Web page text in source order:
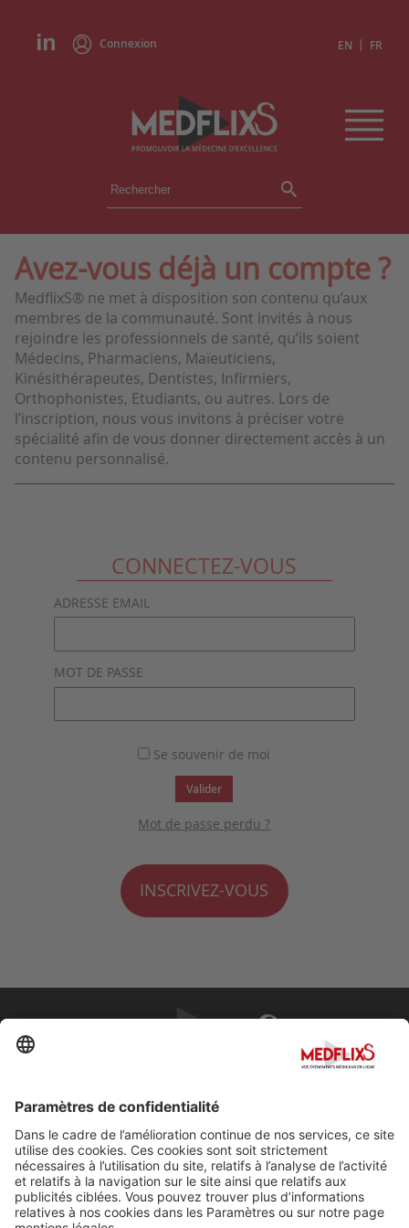
Connexion EN | FR
ÉVÉNEMENTS
INSTITUTIONS
ACADÉMIES
EXPERTS
REVUES DE PRESSE
CONGRÈS EN RÉSUMÉ
Avez-vous déjà un compte ?
MedflixS® ne met à disposition son contenu qu’aux
membres de la communauté. Sont invités à nous
rejoindre les professionnels de santé, qu’ils soient
Médecins, Pharmaciens, Maïeuticiens,
Kinésithérapeutes, Dentistes, Infirmiers,
Orthophonistes, Etudiants, ou autres. Lors de
l’inscription, nous vous invitons à préciser votre
spécialité afin de vous donner directement accès à un
contenu personnalisé.
CONNECTEZ-VOUS
ADRESSE EMAIL
MOT DE PASSE
Se souvenir de moi
Valider
Mot de passe perdu ?
INSCRIVEZ-VOUS
À propos de MedflixS®
Aide
Contact
Mentions légales